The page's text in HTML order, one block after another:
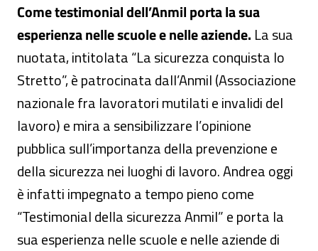
Come testimonial dell’Anmil porta la sua
esperienza nelle scuole e nelle aziende. La sua
nuotata, intitolata “La sicurezza conquista lo
Stretto”, è patrocinata dall’Anmil (Associazione
nazionale fra lavoratori mutilati e invalidi del
lavoro) e mira a sensibilizzare l’opinione
pubblica sull’importanza della prevenzione e
della sicurezza nei luoghi di lavoro. Andrea oggi
è infatti impegnato a tempo pieno come
“Testimonial della sicurezza Anmil” e porta la
sua esperienza nelle scuole e nelle aziende di